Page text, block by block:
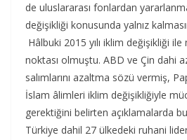
de uluslararası fonlardan
değişikliği konusunda yalnız
Hâlbuki 2015 yılı iklim değişikliği
noktası olmuştu. ABD ve Çin dahi
salımlarını azaltma sözü vermiş,
İslam âlimleri iklim değişikliğiyle
gerektiğini belirten açıklamalarda
Türkiye dahil 27 ülkedeki ruhani